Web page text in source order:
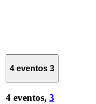
4 eventos 3
4 eventos, 3